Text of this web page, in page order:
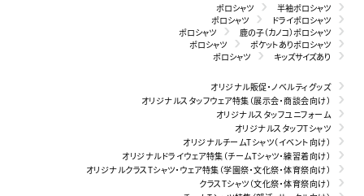
ポロシャツ
半袖ポロシャツ
ポロシャツ
ドライポロシャツ
ポロシャツ
鹿の子（カノコ）ポロシャツ
ポロシャツ
ポケットありポロシャツ
ポロシャツ
キッズサイズあり
オリジナル販促・ノベルティグッズ
オリジナルスタッフウェア特集（展示会・商談会向け）
オリジナルスタッフユニフォーム
オリジナルスタッフTシャツ
オリジナルチームTシャツ（イベント向け）
オリジナルドライウェア特集（チームTシャツ・練習着向け）
オリジナルクラスTシャツ・ウェア特集（学園祭・文化祭・体育祭向け）
クラスTシャツ（文化祭・体育祭向け）